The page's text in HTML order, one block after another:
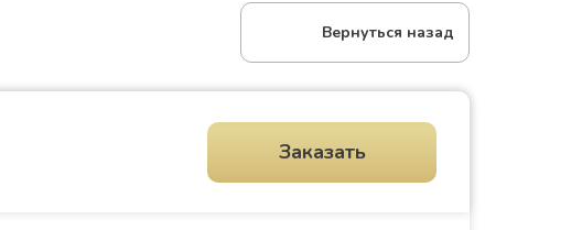
Вернуться назад
Заказать